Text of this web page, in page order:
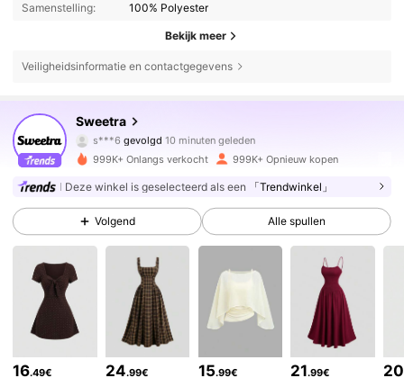
Samenstelling: 100% Polyester
Bekijk meer
Veiligheidsinformatie en contactgegevens
Sweetra
s***6
m***1 is aan het browsen
4.77
1.5M Volgers
4.77 1.5M Volgers
1.5M Volgers
1.5M Volgers
999K+ Onlangs verkocht 999K+ Opnieuw kopen
Deze winkel is geselecteerd als een 「Trendwinkel」
Volgend Alle spullen
16.49€ 24.99€ 15.99€ 21.99€ 20